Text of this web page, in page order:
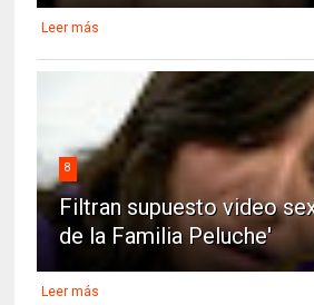
Leer más
8
Filtran supuesto video
de la Familia Peluche'
Leer más